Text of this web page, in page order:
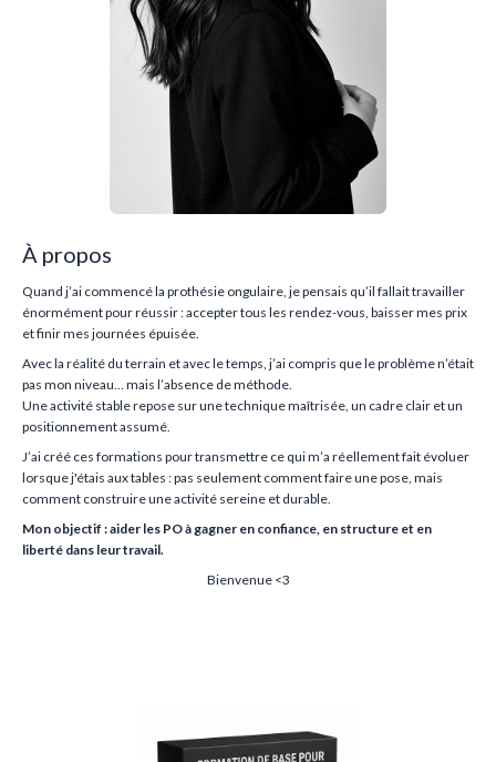
À propos
Quand j’ai commencé la prothésie ongulaire, je pensais qu’il fallait travailler
énormément pour réussir : accepter tous les rendez-vous, baisser mes prix
et finir mes journées épuisée.
Avec la réalité du terrain et avec le temps, j’ai compris que le problème n’était
pas mon niveau… mais l’absence de méthode.
Une activité stable repose sur une technique maîtrisée, un cadre clair et un
positionnement assumé.
J’ai créé ces formations pour transmettre ce qui m’a réellement fait évoluer
lorsque j'étais aux tables : pas seulement comment faire une pose, mais
comment construire une activité sereine et durable.
Mon objectif : aider les PO à gagner en confiance, en structure et en
liberté dans leur travail.
Bienvenue <3